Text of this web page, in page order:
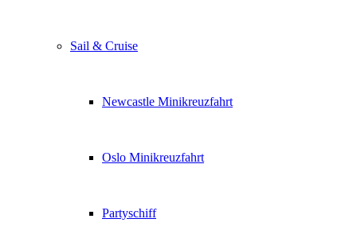
Sail & Cruise
Newcastle Minikreuzfahrt
Oslo Minikreuzfahrt
Partyschiff